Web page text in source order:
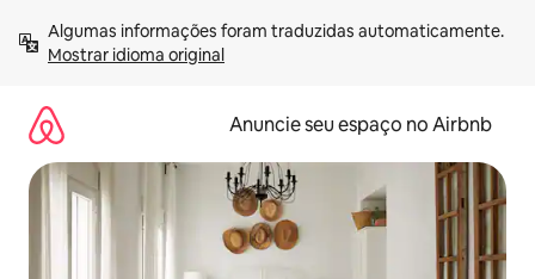
para
Mostrar idioma original
Anuncie seu espaço no Airbnb